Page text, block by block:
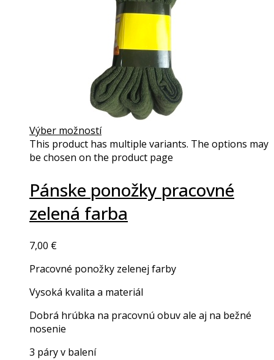
Výber možností
This product has multiple variants. The options may
be chosen on the product page
Pánske ponožky pracovné
zelená farba
7,00 €
Pracovné ponožky zelenej farby
Vysoká kvalita a materiál
Dobrá hrúbka na pracovnú obuv ale aj na bežné
nosenie
3 páry v balení